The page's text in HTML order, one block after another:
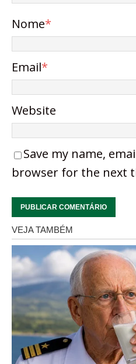
Nome*
Email*
Website
Save my name,
browser for the next